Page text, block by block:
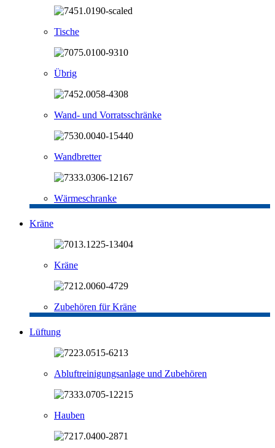
Tische
Übrig
Wand- und Vorratsschränke
Wandbretter
Wärmeschranke
Kräne
Kräne
Zubehören für Kräne
Lüftung
Abluftreinigungsanlage und Zubehören
Hauben